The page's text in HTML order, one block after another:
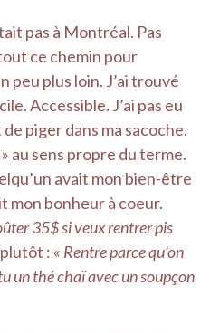
pas à Montréal. Pas
ce chemin pour
peu plus loin. J’ai trouvé
Accessible. J’ai pas eu
piger dans ma sacoche.
au sens propre du terme.
avait mon bien-être
mon bonheur à coeur.
35$ si veux rentrer pis
: « Rentre parce qu’on
un thé chaï avec un soupçon